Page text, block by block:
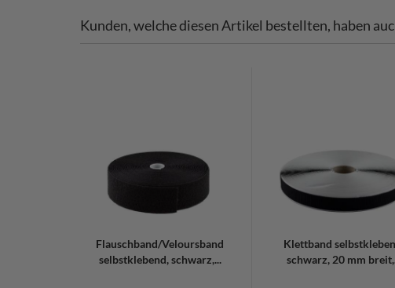
Kunden, welche diesen Artikel bestellten, haben
Flauschband/Veloursband
selbstklebend, schwarz,...
Klettband
schwarz, 20 mm